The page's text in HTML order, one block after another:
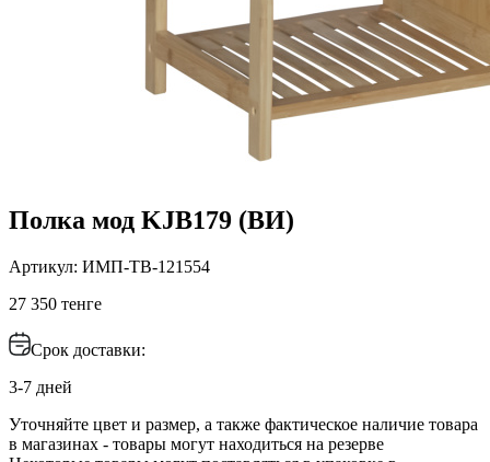
Полка мод KJB179 (ВИ)
Артикул: ИМП-ТВ-121554
27 350 тенге
Срок доставки:
3-7 дней
Уточняйте цвет и размер, а также фактическое наличие товара
в магазинах - товары могут находиться на резерве